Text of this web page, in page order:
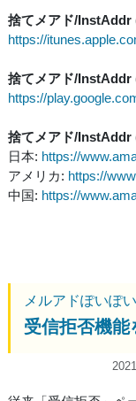
捨てメアド/InstAddr
https://
捨てメアド/
https://
捨てメアド/InstAddr
日本: https://
アメリカ: https://
中国: https://
メルアドぽいぽい
受信拒否機能